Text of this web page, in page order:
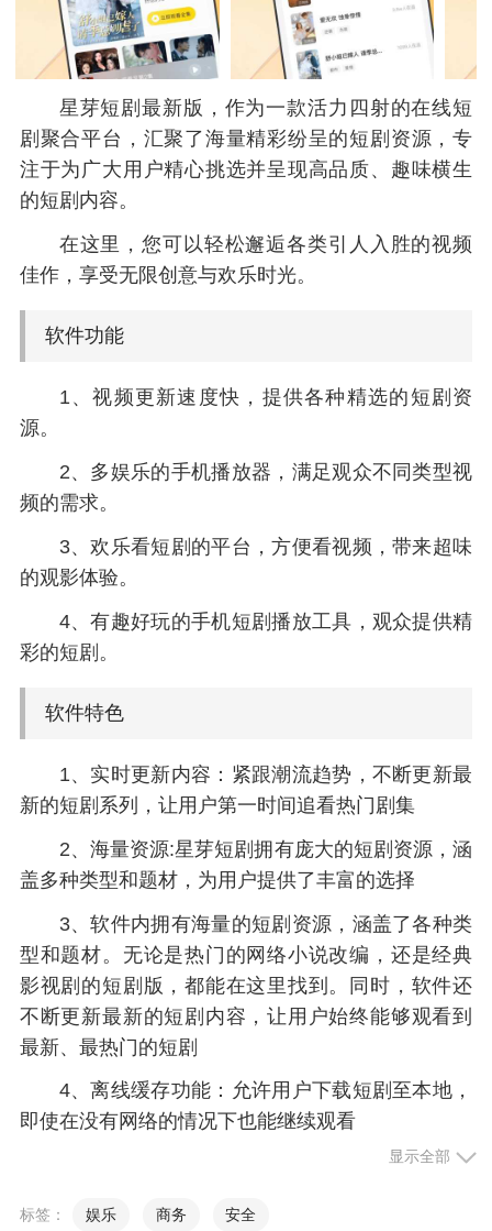
星芽短剧最新版，作为一款活力四射的在线短
剧聚合平台，汇聚了海量精彩纷呈的短剧资源，专
注于为广大用户精心挑选并呈现高品质、趣味横生
的短剧内容。
在这里，您可以轻松邂逅各类引人入胜的视频
佳作，享受无限创意与欢乐时光。
软件功能
1、视频更新速度快，提供各种精选的短剧资
源。
2、多娱乐的手机播放器，满足观众不同类型视
频的需求。
3、欢乐看短剧的平台，方便看视频，带来超味
的观影体验。
4、有趣好玩的手机短剧播放工具，观众提供精
彩的短剧。
软件特色
1、实时更新内容：紧跟潮流趋势，不断更新最
新的短剧系列，让用户第一时间追看热门剧集
2、海量资源:星芽短剧拥有庞大的短剧资源，涵
盖多种类型和题材，为用户提供了丰富的选择
3、软件内拥有海量的短剧资源，涵盖了各种类
型和题材。无论是热门的网络小说改编，还是经典
影视剧的短剧版，都能在这里找到。同时，软件还
不断更新最新的短剧内容，让用户始终能够观看到
最新、最热门的短剧
4、离线缓存功能：允许用户下载短剧至本地，
即使在没有网络的情况下也能继续观看
5、提供轻松欢快的娱乐方式，星芽短剧最新版
显示全部
标签： 娱乐 商务 安全